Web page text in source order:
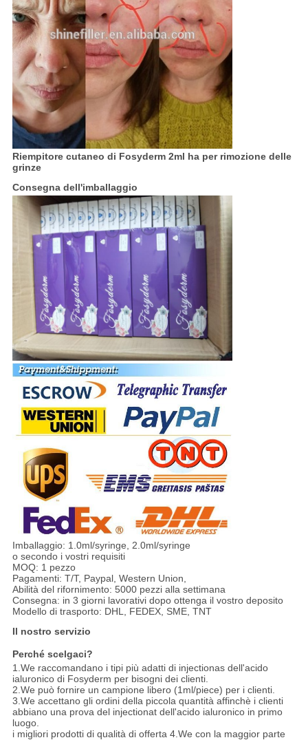
Riempitore cutaneo di Fosyderm 2ml ha per rimozione delle
grinze
Consegna dell'imballaggio
Imballaggio: 1.0ml/syringe, 2.0ml/syringe
o secondo i vostri requisiti
MOQ: 1 pezzo
Pagamenti: T/T, Paypal, Western Union,
Abilità del rifornimento: 5000 pezzi alla settimana
Consegna: in 3 giorni lavorativi dopo ottenga il vostro deposito
Modello di trasporto: DHL, FEDEX, SME, TNT
Il nostro servizio
Perché scelgaci?
1.We raccomandano i tipi più adatti di injectionas dell'acido
ialuronico di Fosyderm per bisogni dei clienti.
2.We può fornire un campione libero (1ml/piece) per i clienti.
3.We accettano gli ordini della piccola quantità affinchè i clienti
abbiano una prova del injectionat dell'acido ialuronico in primo
luogo.
i migliori prodotti di qualità di offerta 4.We con la maggior parte